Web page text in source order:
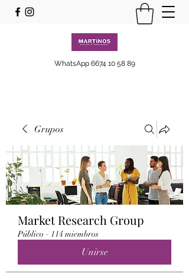
WhatsApp 6674 10 58 89
Grupos
Market Research Group
Público · 114 miembros
Unirse